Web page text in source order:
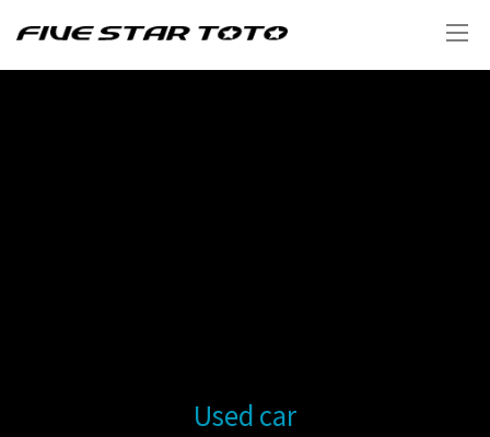
Used car